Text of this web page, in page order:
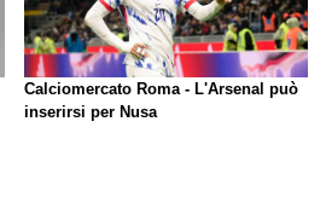
Calciomercato Roma - L'Arsenal può
inserirsi per Nusa